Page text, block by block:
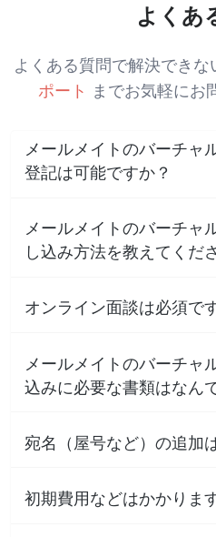
よくあ
よくある質問で解決できな
ポート までお気軽にお
メールメイトのバーチャ
登記は可能ですか？
メールメイトのバーチャ
し込み方法を教えてくだ
オンライン面談は必須で
メールメイトのバーチャ
込みに必要な書類はなん
宛名（屋号など）の追加
初期費用などはかかりま